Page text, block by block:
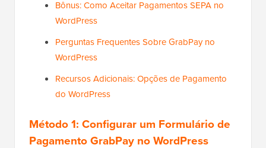
Bônus: Como Aceitar Pagamentos SEPA no
WordPress
Perguntas Frequentes Sobre GrabPay no
WordPress
Recursos Adicionais: Opções de Pagamento
do WordPress
Método 1: Configurar um Formulário de
Pagamento GrabPay no WordPress